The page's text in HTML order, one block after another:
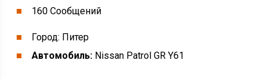
160 Cообщений
Город: Питер
Автомобиль: Nissan Patrol GR Y61